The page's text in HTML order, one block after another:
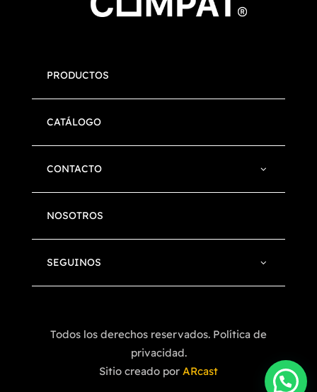
PRODUCTOS
CATÁLOGO
CONTACTO
NOSOTROS
SEGUINOS
Todos los derechos reservados. Política de
privacidad.
Sitio creado por ARcast